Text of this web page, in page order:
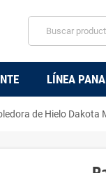
LÍNEA
de Hielo Dakota